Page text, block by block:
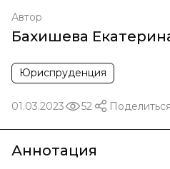
Автор
Бахишева
Юриспруденция
01.03.2023 52 Поделиться
Аннотация